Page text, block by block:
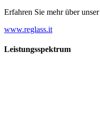
Erfahren Sie mehr über
www.reglass.it
Leistungsspektrum